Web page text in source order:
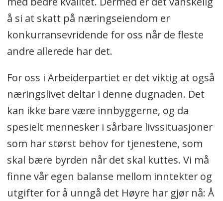
å si at skatt på næringseiendom er
konkurransevridende for oss når de fleste
andre allerede har det.
For oss i Arbeiderpartiet er det viktig at også
næringslivet deltar i denne dugnaden. Det
kan ikke bare være innbyggerne, og da
spesielt mennesker i sårbare livssituasjoner
som har størst behov for tjenestene, som
skal bære byrden når det skal kuttes. Vi må
finne vår egen balanse mellom inntekter og
utgifter for å unngå det Høyre har gjør nå: Å